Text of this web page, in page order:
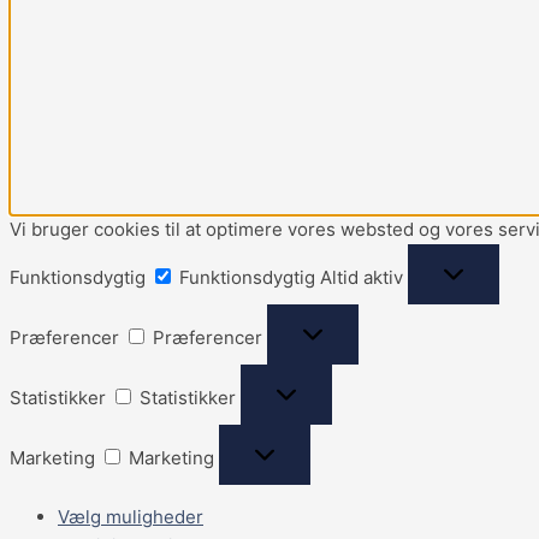
Vi bruger cookies til at optimere vores websted og vores
Funktionsdygtig Funktionsdygtig Altid aktiv
Præferencer Præferencer
Statistikker Statistikker
Marketing Marketing
Vælg muligheder